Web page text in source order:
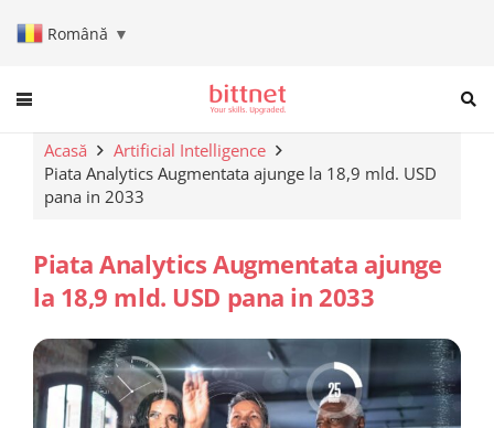
Română ▼
When autocomplete results
Acasă
Artificial Intelligence
Piata Analytics Augmentata ajunge la 18,9 mld. USD
pana in 2033
Piata Analytics Augmentata ajunge
la 18,9 mld. USD pana in 2033